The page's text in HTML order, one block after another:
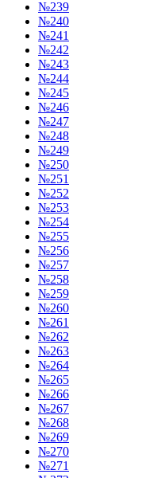
№239
№240
№241
№242
№243
№244
№245
№246
№247
№248
№249
№250
№251
№252
№253
№254
№255
№256
№257
№258
№259
№260
№261
№262
№263
№264
№265
№266
№267
№268
№269
№270
№271